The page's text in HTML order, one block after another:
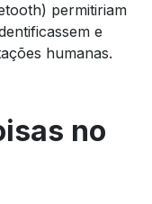
permitiriam
e
humanas.
no